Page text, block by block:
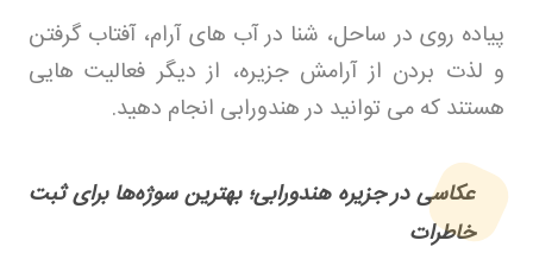
پیاده روی در ساحل، شنا در آب های آرام، آفتاب گرفتن
و لذت بردن از آرامش جزیره، از دیگر فعالیت هایی
هستند که می توانید در هندورابی انجام دهید.
عکاسی در جزیره هندورابی؛ بهترین سوژه‌ها برای ثبت
خاطرات